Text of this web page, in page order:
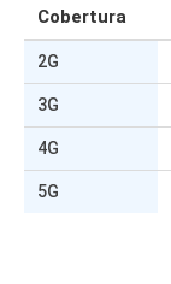
Cobertura
2G
3G
4G
5G